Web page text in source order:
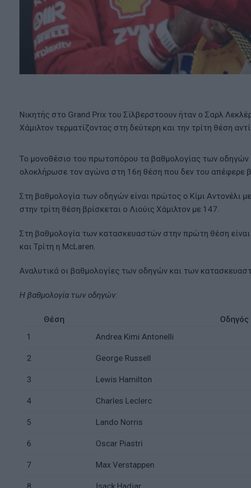
Νικητής στο Grand Prix του Σίλβερστοουν ήταν ο Σαρλ
Χάμιλτον τερματίζοντας στη δεύτερη και την τρίτη θέση
Το μονοθέσιο του πρωτοπόρου τα βαθμολογίας των οδηγών
ολοκλήρωσε τον αγώνα στη 16η θέση που δεν του απέφερε
Στη βαθμολογία των οδηγών είναι πρώτος ο Κίμι Αντονέλι
στην τρίτη θέση βρίσκεται ο Λιούις Χάμιλτον με 147.
Στη βαθμολογία των κατασκευαστών στην πρώτη θέση
και Τρίτη η McLaren.
Αναλυτικά οι βαθμολογίες των οδηγών και των
Η βαθμολογία των οδηγών:
Θέση Οδηγός
1
Andrea Kimi Antonelli
2 George Russell
3 Lewis Hamilton
4 Charles Leclerc
5 Lando Norris
6 Oscar Piastri
7 Max Verstappen